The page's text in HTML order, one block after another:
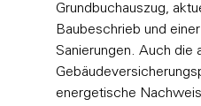
Grundbuchauszug,
Baubeschrieb und
Sanierungen. Auch die
energetische